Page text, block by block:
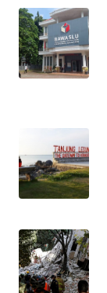
SERIBU
WN
TANGERANG
BINJAI
WN
CIREBON
WN
INDRAMAYU
WN